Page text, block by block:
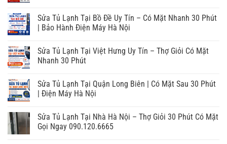
Sửa Tủ Lạnh Tại Bồ Đề Uy Tín – Có Mặt Nhanh 30 Phút
| Bảo Hành Điện Máy Hà Nội
Sửa Tủ Lạnh Tại Việt Hưng Uy Tín – Thợ Giỏi Có Mặt
Nhanh 30 Phút
Sửa Tủ Lạnh Tại Quận Long Biên | Có Mặt Sau 30 Phút
| Điện Máy Hà Nội
Sửa Tủ Lạnh Tại Nhà Hà Nội – Thợ Giỏi 30 Phút Có Mặt
Gọi Ngay 090.120.6665